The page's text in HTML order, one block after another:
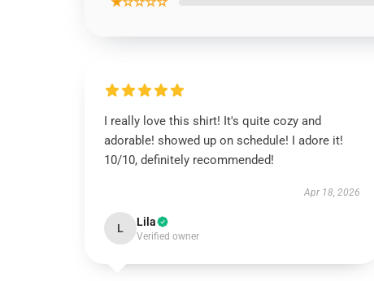
I really love this shirt! It's quite cozy and
adorable! showed up on schedule! I adore it!
10/10, definitely recommended!
Apr 18, 2026
L Lila
Verified owner